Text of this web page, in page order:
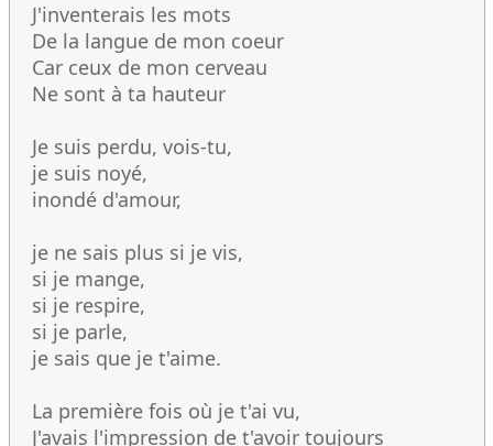
J'inventerais les mots
De la langue de mon coeur
Car ceux de mon cerveau
Ne sont à ta hauteur
Je suis perdu, vois-tu,
je suis noyé,
inondé d'amour,
je ne sais plus si je vis,
si je mange,
si je respire,
si je parle,
je sais que je t'aime.
La première fois où je t'ai vu,
J'avais l'impression de t'avoir toujours